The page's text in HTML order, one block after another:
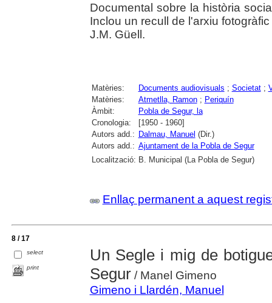
Documental sobre la història
Inclou un recull de l'arxiu
J.M. Güell.
Matèries: Documents audiovisuals ; Societat;
Matèries:
Atmetlla, Ramon; Periquín
Àmbit:
Pobla de Segur, la
Cronologia:
[1950 - 1960]
Autors add.: Dalmau, Manuel (Dir.)
Autors add.: Ajuntament de la Pobla de Segur
Localització: B. Municipal (La Pobla de Segur)
Enllaç permanent a aquest
8 / 17
select
print
Un Segle i mig de
Segur/ Manel Gimeno
Gimeno i Llardén, Manuel